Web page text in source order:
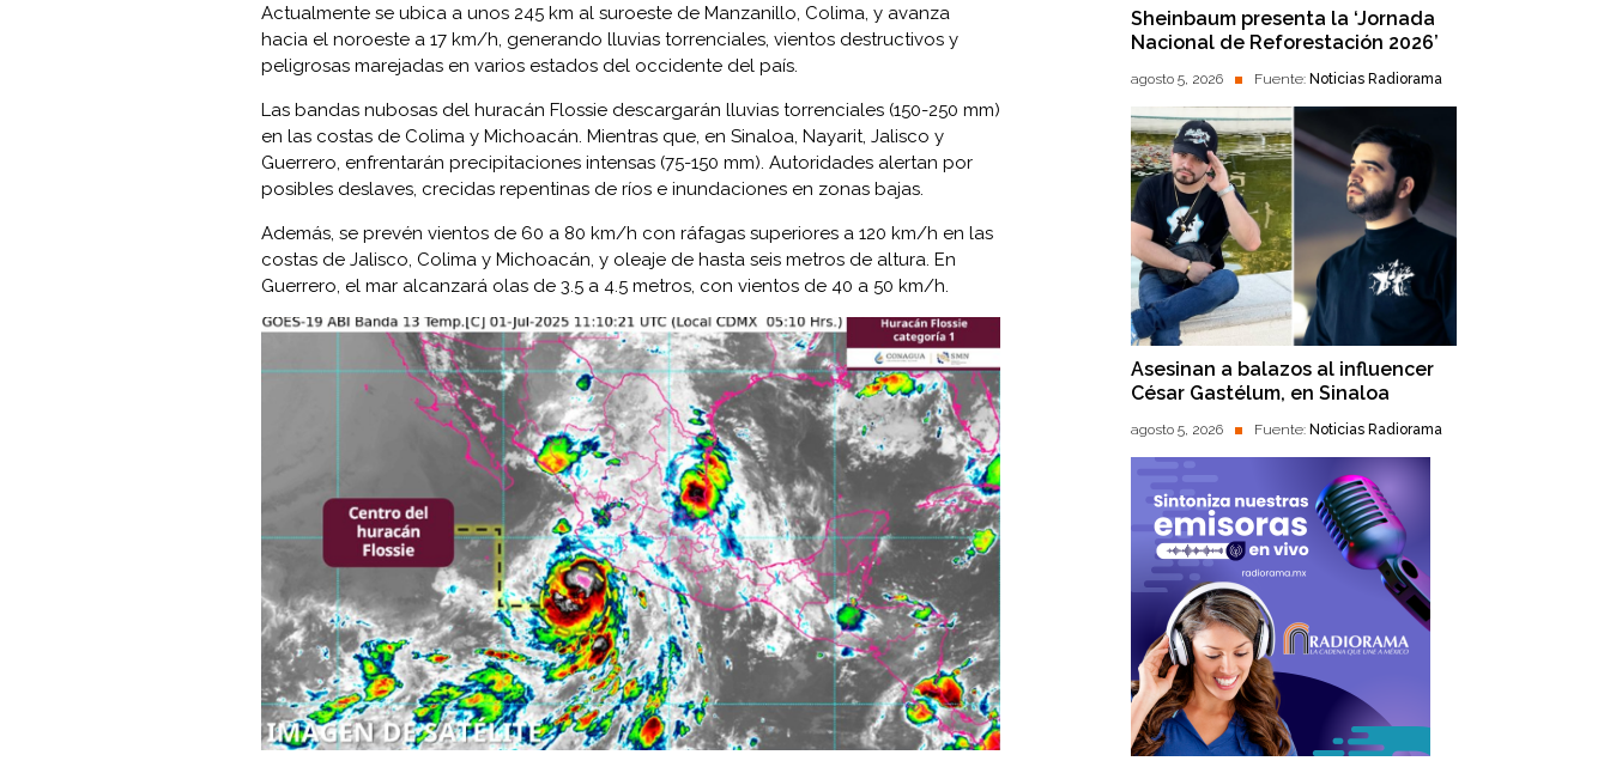
Actualmente se ubica a unos 245 km al suroeste de Manzanillo, Colima, y avanza
hacia el noroeste a 17 km/h, generando lluvias torrenciales, vientos destructivos y
peligrosas marejadas en varios estados del occidente del país.
Las bandas nubosas del huracán Flossie descargarán lluvias torrenciales (150-250 mm)
en las costas de Colima y Michoacán. Mientras que, en Sinaloa, Nayarit, Jalisco y
Guerrero, enfrentarán precipitaciones intensas (75-150 mm). Autoridades alertan por
posibles deslaves, crecidas repentinas de ríos e inundaciones en zonas bajas.
Además, se prevén vientos de 60 a 80 km/h con ráfagas superiores a 120 km/h en las
costas de Jalisco, Colima y Michoacán, y oleaje de hasta seis metros de altura. En
Guerrero, el mar alcanzará olas de 3.5 a 4.5 metros, con vientos de 40 a 50 km/h.
Sheinbaum presenta la ‘Jornada
Nacional de Reforestación 2026’
agosto 5, 2026 Fuente: Noticias Radiorama
Asesinan a balazos al influencer
César Gastélum, en Sinaloa
agosto 5, 2026 Fuente: Noticias Radiorama